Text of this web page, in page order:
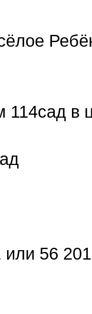
в
56